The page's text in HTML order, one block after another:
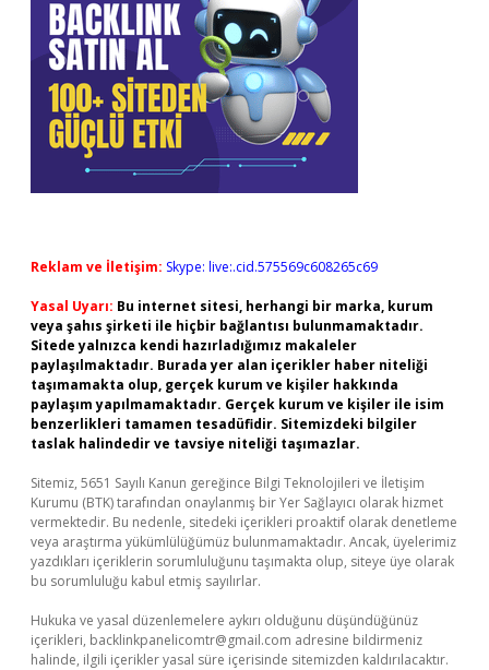
Reklam ve İletişim: Skype: live:.cid.575569c608265c69
Yasal Uyarı: Bu internet sitesi, herhangi bir marka, kurum
veya şahıs şirketi ile hiçbir bağlantısı bulunmamaktadır.
Sitede yalnızca kendi hazırladığımız makaleler
paylaşılmaktadır. Burada yer alan içerikler haber niteliği
taşımamakta olup, gerçek kurum ve kişiler hakkında
paylaşım yapılmamaktadır. Gerçek kurum ve kişiler ile isim
benzerlikleri tamamen tesadüfidir. Sitemizdeki bilgiler
taslak halindedir ve tavsiye niteliği taşımazlar.
Sitemiz, 5651 Sayılı Kanun gereğince Bilgi Teknolojileri ve İletişim
Kurumu (BTK) tarafından onaylanmış bir Yer Sağlayıcı olarak hizmet
vermektedir. Bu nedenle, sitedeki içerikleri proaktif olarak denetleme
veya araştırma yükümlülüğümüz bulunmamaktadır. Ancak, üyelerimiz
yazdıkları içeriklerin sorumluluğunu taşımakta olup, siteye üye olarak
bu sorumluluğu kabul etmiş sayılırlar.
Hukuka ve yasal düzenlemelere aykırı olduğunu düşündüğünüz
içerikleri, backlinkpanelicomtr@gmail.com adresine bildirmeniz
halinde, ilgili içerikler yasal süre içerisinde sitemizden kaldırılacaktır.